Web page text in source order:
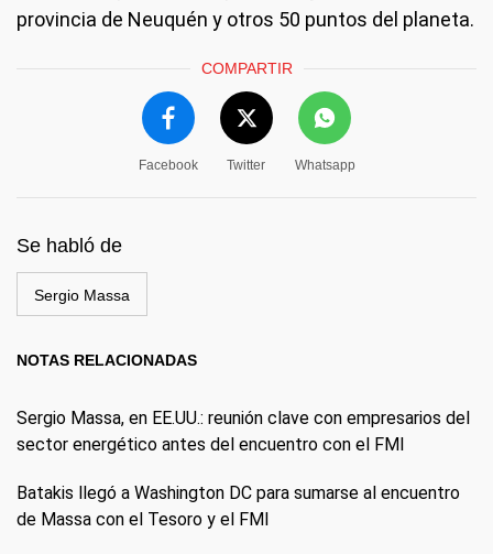
provincia de Neuquén y otros 50 puntos del planeta.
COMPARTIR
Facebook Twitter Whatsapp
Se habló de
Sergio Massa
NOTAS RELACIONADAS
Sergio Massa, en EE.UU.: reunión clave con empresarios del
sector energético antes del encuentro con el FMI
Batakis llegó a Washington DC para sumarse al encuentro
de Massa con el Tesoro y el FMI